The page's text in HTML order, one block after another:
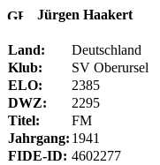
Jürgen Haakert
Land: Deutschland
Klub:
SV Oberursel
ELO:
2385
DWZ:
2295
Titel:
FM
Jahrgang: 1941
FIDE-ID: 4602277